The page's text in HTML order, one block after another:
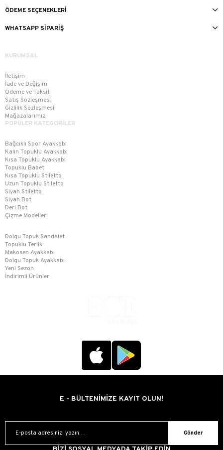
ÖDEME SEÇENEKLERI
WHATSAPP SIPARIŞ
KURUMSAL
İletişim
İade ve Değişim
Ödeme ve Taksit
Satış Sözleşmesi
Gizlilik Sözleşmesi
Mağazalarımız
POPÜLER KATEGORİLER
Bağcıklı Spor Ayakkabı
Kalın Topuklu Ayakkabı
Kısa Topuklu Ayakkabı
Topuklu Babet
Kısa Topuklu Stiletto
Uzun Topuklu Stiletto
Siyah Stiletto
Siyah Bot
Deri Bot
Çizme Modelleri
Dolgu Topuk Sandalet
Topuklu Terlik
Makosen Ayakkabı
Dolgu Topuk Ayakkabı
Yeni Sezon
İndirimli Ürünler
E - BÜLTENİMİZE KAYIT OLUN!
Gönder